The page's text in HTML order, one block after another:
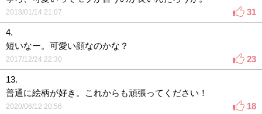
2018/01/14 21:07 31
4.
短いなー。可愛い顔なのかな？
2017/12/24 22:30 23
13.
普通に絵柄が好き。これからも頑張ってください！
2020/06/12 20:56 18